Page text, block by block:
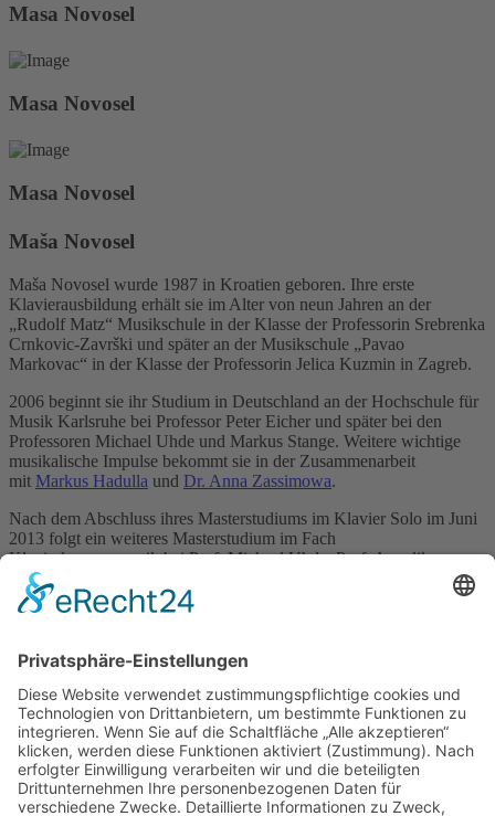
Masa Novosel
Masa Novosel
Masa Novosel
Maša Novosel
Maša Novosel wurde 1987 in Kroatien geboren. Ihre erste
Klavierausbildung erhält sie im Alter von neun Jahren an der
„Rudolf Matz“ Musikschule in der Klasse der Professorin Srebrenka
Crnkovic-Završki und später an der Musikschule „Pavao
Markovac“ in der Klasse der Professorin Jelica Kuzmin in Zagreb.
2006 beginnt sie ihr Studium in Deutschland an der Hochschule für
Musik Karlsruhe bei Professor Peter Eicher und später bei den
Professoren Michael Uhde und Markus Stange. Weitere wichtige
musikalische Impulse bekommt sie in der Zusammenarbeit
mit Markus Hadulla und Dr. Anna Zassimowa.
Nach dem Abschluss ihres Masterstudiums im Klavier Solo im Juni
2013 folgt ein weiteres Masterstudium im Fach
Klavierkammermusik bei Prof. Michael Uhde, Prof. Angelika
Merkle und Dr. Anna Zassimowa, das sie in 2016 erfolgreich
abschließt.
Heinz Kämmerling, Salvatore Spano, László Baranyai,
, Lev Natochenny, Igor Lazko
sammelt, wirken sich stark auf ihr Klavierspiel aus.
Maša Novosel spielt in vielen bedeutenden Konzerten und nimmt an
verschiedenen Wettbewerben erfolgreich teil. Sie tritt sowohl als
Solistin, als auch als Kammermusik- und Liedpartnerin auf. Sie
widmet sich insbesondere noch unentdeckten Komponisten. In
Zusammenarbeit mit Dr. Reinhard Wulfhorst und der Edition